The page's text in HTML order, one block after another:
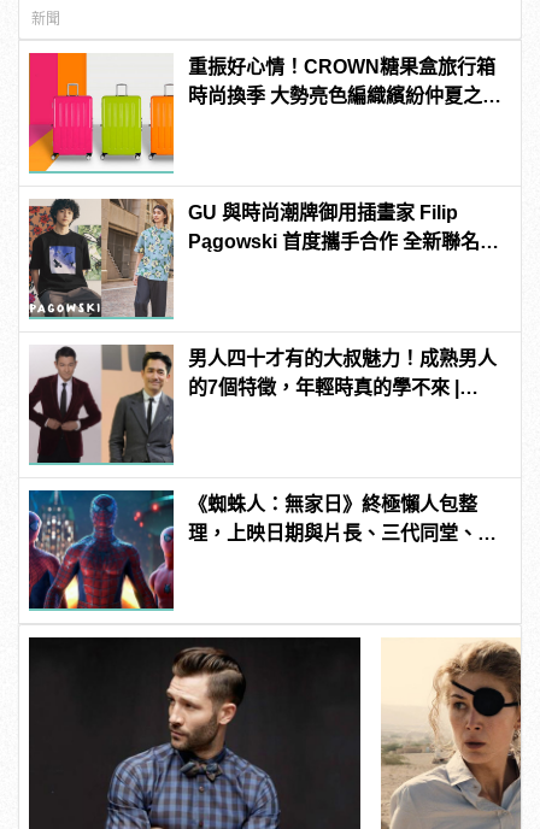
新聞
重振好心情！CROWN糖果盒旅行箱
時尚換季 大勢亮色編織繽紛仲夏之
GU 與時尚潮牌御用插畫家 Filip
Pągowski 首度攜手合作 全新聯名系
男人四十才有的大叔魅力！成熟男人
的7個特徵，年輕時真的學不來 |
《蜘蛛人：無家日》終極懶人包整
理，上映日期與片長、三代同堂、湯